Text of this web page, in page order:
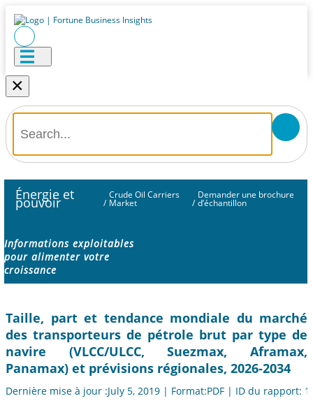
×
Énergie et
pouvoir /
Crude Oil Carriers
Market /
Demander une brochure
d’échantillon
Informations exploitables
pour alimenter votre
croissance
Taille, part et tendance mondiale du marché
des transporteurs de pétrole brut par type de
navire (VLCC/ULCC, Suezmax, Aframax,
Panamax) et prévisions régionales, 2026-2034
Dernière mise à jour :July 5, 2019 | Format:PDF | ID du rapport: